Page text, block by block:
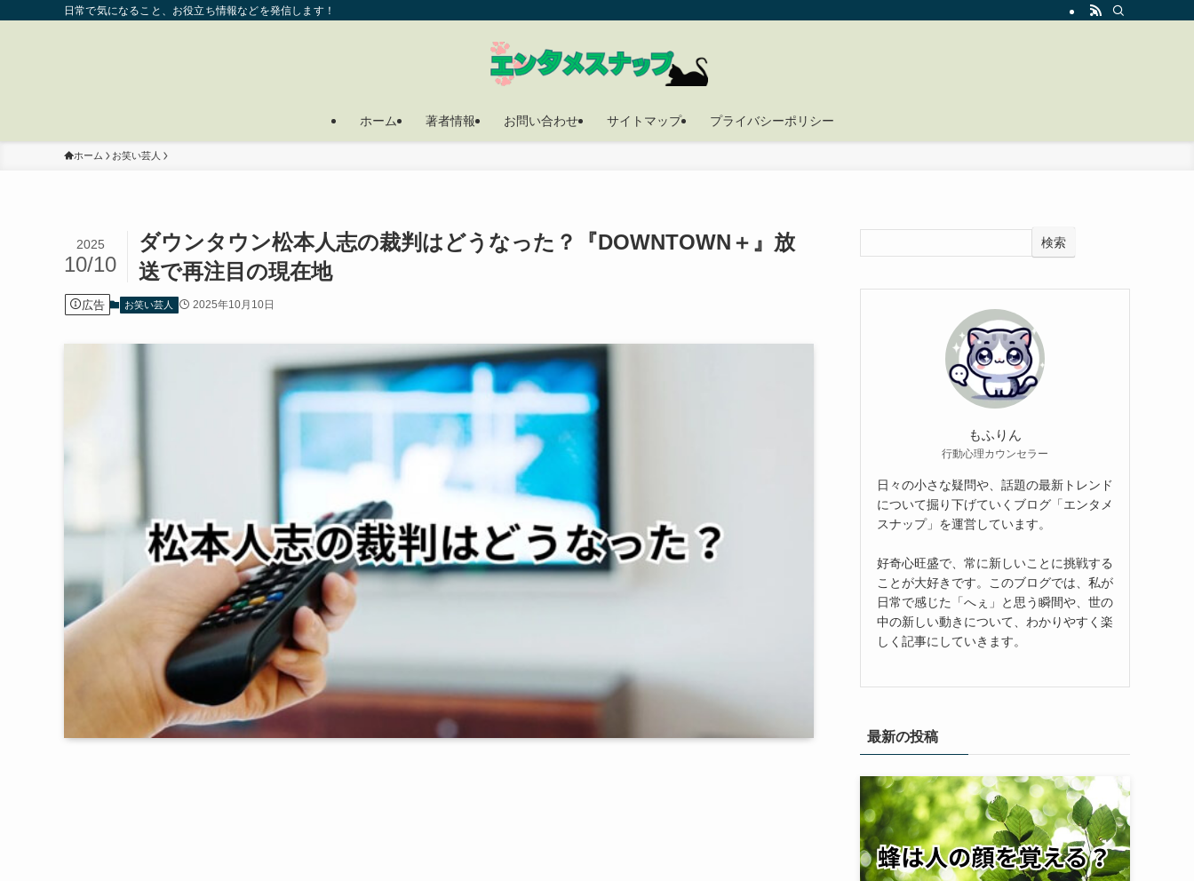
日常で気になること、お役立ち情報などを発信します！
ホーム 著者情報 お問い合わせ サイトマップ プライバシーポリシー
ホーム お笑い芸人
ダウンタウン松本人志の裁判はどうなった？『DOWNTOWN＋』放
送で再注目の現在地
2025
10/10
広告 お笑い芸人 2025年10月10日
検索
もふりん
行動心理カウンセラー
日々の小さな疑問や、話題の最新トレンド
について掘り下げていくブログ「エンタメ
スナップ」を運営しています。
好奇心旺盛で、常に新しいことに挑戦する
ことが大好きです。このブログでは、私が
日常で感じた「へぇ」と思う瞬間や、世の
中の新しい動きについて、わかりやすく楽
しく記事にしていきます。
最新の投稿